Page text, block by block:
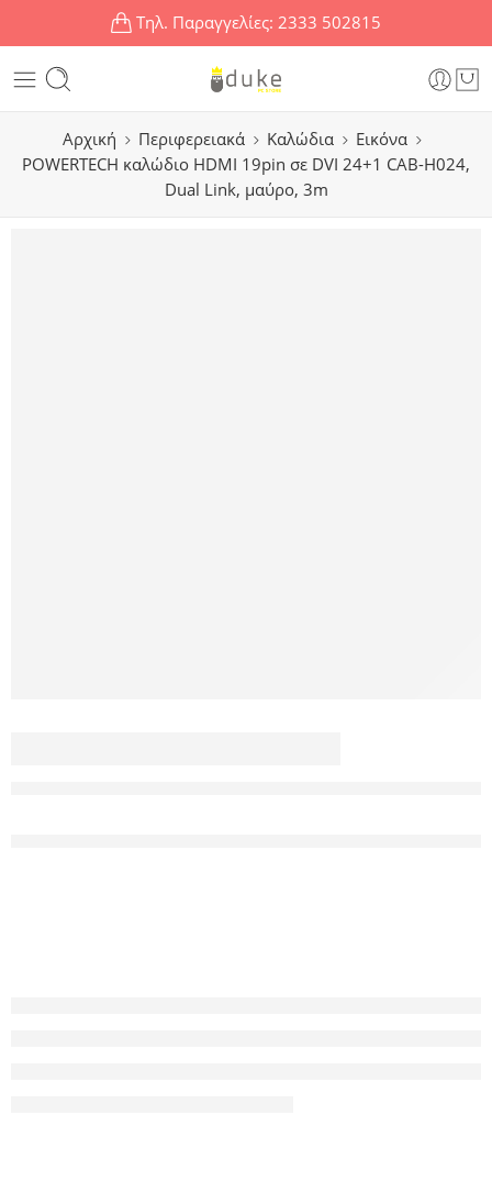
Τηλ. Παραγγελίες: 2333 502815
Αρχική Περιφερειακά Καλώδια
Εικόνα
POWERTECH καλώδιο HDMI 19pin σε DVI 24+1 CAB-H024,
Dual Link, μαύρο, 3m